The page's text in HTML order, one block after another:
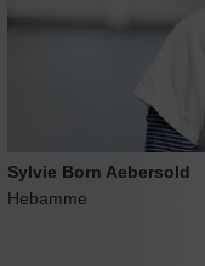
Sylvie Born Aebersold
Hebamme